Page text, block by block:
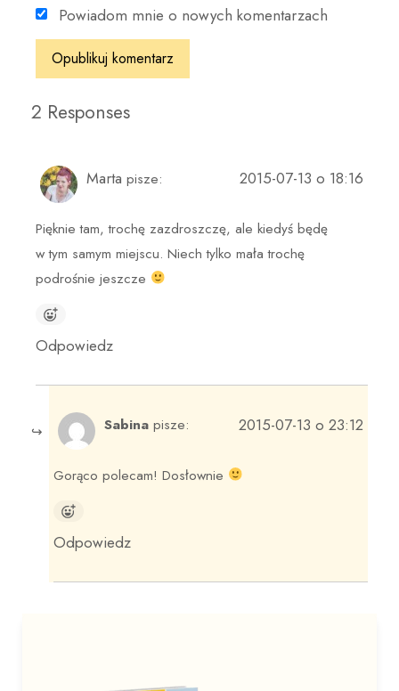
Powiadom mnie o nowych komentarzach
2 Responses
Marta pisze: 2015-07-13 o 18:16
Pięknie tam, trochę zazdroszczę, ale kiedyś będę
w tym samym miejscu. Niech tylko mała trochę
podrośnie jeszcze
Odpowiedz
Sabina pisze: 2015-07-13 o 23:12
Gorąco polecam! Dosłownie
Odpowiedz